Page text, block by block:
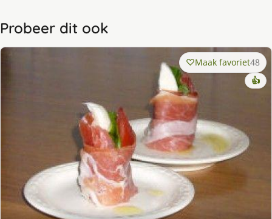
Probeer dit ook
Maak favoriet48
👍